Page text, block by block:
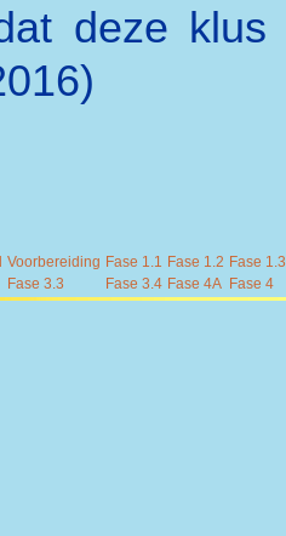
deze
Voorbereiding Fase 1.1 Fase 1.2 Fase 1.3
Fase 3.3 Fase 3.4 Fase 4A Fase 4